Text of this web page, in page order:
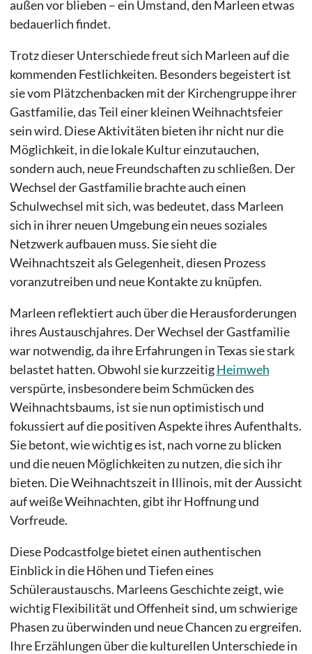
außen vor blieben – ein Umstand, den Marleen etwas
bedauerlich findet.
Trotz dieser Unterschiede freut sich Marleen auf die
kommenden Festlichkeiten. Besonders begeistert ist
sie vom Plätzchenbacken mit der Kirchengruppe ihrer
Gastfamilie, das Teil einer kleinen Weihnachtsfeier
sein wird. Diese Aktivitäten bieten ihr nicht nur die
Möglichkeit, in die lokale Kultur einzutauchen,
sondern auch, neue Freundschaften zu schließen. Der
Wechsel der Gastfamilie brachte auch einen
Schulwechsel mit sich, was bedeutet, dass Marleen
sich in ihrer neuen Umgebung ein neues soziales
Netzwerk aufbauen muss. Sie sieht die
Weihnachtszeit als Gelegenheit, diesen Prozess
voranzutreiben und neue Kontakte zu knüpfen.
Marleen reflektiert auch über die Herausforderungen
ihres Austauschjahres. Der Wechsel der Gastfamilie
war notwendig, da ihre Erfahrungen in Texas sie stark
belastet hatten. Obwohl sie kurzzeitigHeimweh
verspürte, insbesondere beim Schmücken des
Weihnachtsbaums, ist sie nun optimistisch und
fokussiert auf die positiven Aspekte ihres Aufenthalts.
Sie betont, wie wichtig es ist, nach vorne zu blicken
und die neuen Möglichkeiten zu nutzen, die sich ihr
bieten. Die Weihnachtszeit in Illinois, mit der Aussicht
auf weiße Weihnachten, gibt ihr Hoffnung und
Vorfreude.
Diese Podcastfolge bietet einen authentischen
Einblick in die Höhen und Tiefen eines
Schüleraustauschs. Marleens Geschichte zeigt, wie
wichtig Flexibilität und Offenheit sind, um schwierige
Phasen zu überwinden und neue Chancen zu ergreifen.
Ihre Erzählungen über die kulturellen Unterschiede in